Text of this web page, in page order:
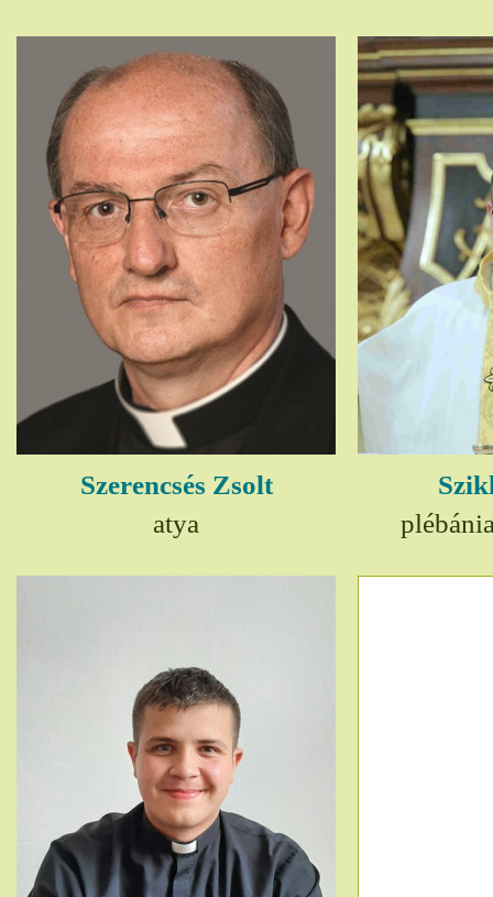
Szerencsés Zsolt
atya